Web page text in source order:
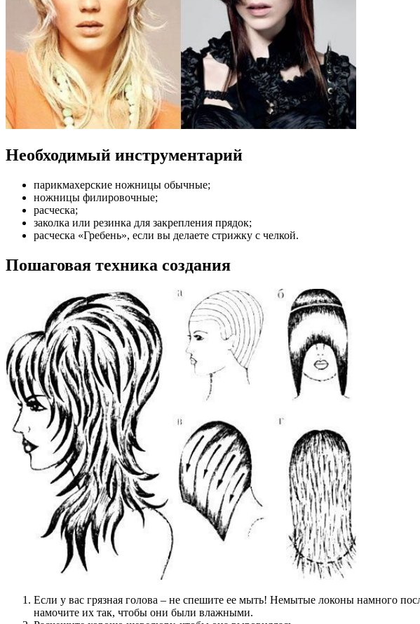
Необходимый инструментарий
парикмахерские ножницы обычные;
ножницы филировочные;
расческа;
заколка или резинка для закрепления прядок;
расческа «Гребень», если вы делаете стрижку с челкой.
Пошаговая техника создания
Если у вас грязная голова – не спешите ее мыть! Немытые локоны намного
намочите их так, чтобы они были влажными.